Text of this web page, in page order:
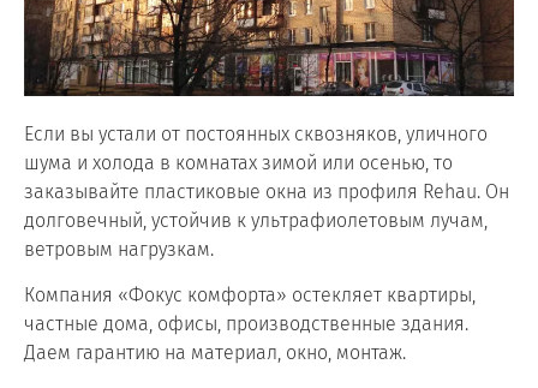
Если вы устали от постоянных сквозняков, уличного
шума и холода в комнатах зимой или осенью, то
заказывайте пластиковые окна из профиля Rehau. Он
долговечный, устойчив к ультрафиолетовым лучам,
ветровым нагрузкам.
Компания «Фокус комфорта» остекляет квартиры,
частные дома, офисы, производственные здания.
Даем гарантию на материал, окно, монтаж.